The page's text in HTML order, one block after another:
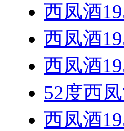
西凤酒
西凤酒
西凤酒
52度西
西凤酒